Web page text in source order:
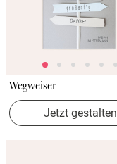
Wegweiser
Jetzt gestalten